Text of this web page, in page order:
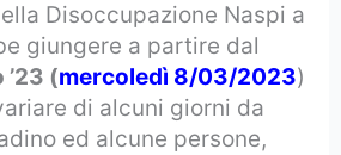
Disoccupazione Naspi a
giungere a partire dal
(mercoledì 8/03/2023)
di alcuni giorni da
ed alcune persone,